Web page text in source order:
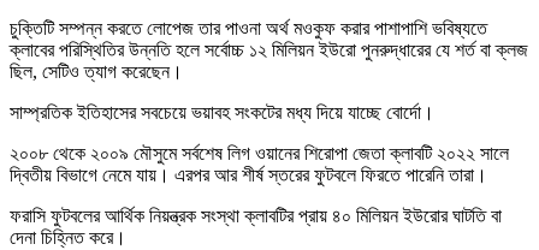
চুক্তিটি সম্পন্ন করতে লোপেজ তার পাওনা অর্থ মওকুফ করার পাশাপাশি ভবিষ্যতে
ক্লাবের পরিস্থিতির উন্নতি হলে সর্বোচ্চ ১২ মিলিয়ন ইউরো পুনরুদ্ধারের যে শর্ত বা ক্লজ
ছিল, সেটিও ত্যাগ করেছেন।
সাম্প্রতিক ইতিহাসের সবচেয়ে ভয়াবহ সংকটের মধ্য দিয়ে যাচ্ছে বোর্দো।
২০০৮ থেকে ২০০৯ মৌসুমে সর্বশেষ লিগ ওয়ানের শিরোপা জেতা ক্লাবটি ২০২২ সালে
দ্বিতীয় বিভাগে নেমে যায়। এরপর আর শীর্ষ স্তরের ফুটবলে ফিরতে পারেনি তারা।
ফরাসি ফুটবলের আর্থিক নিয়ন্ত্রক সংস্থা ক্লাবটির প্রায় ৪০ মিলিয়ন ইউরোর ঘাটতি বা
দেনা চিহ্নিত করে।